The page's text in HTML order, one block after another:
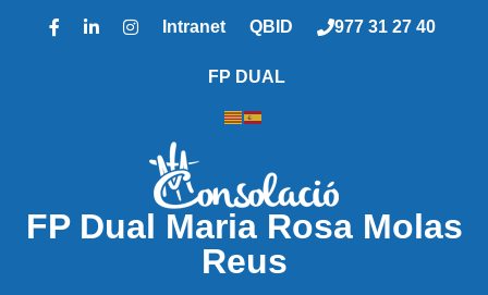
Intranet QBID 977 31 27 40
FP DUAL
FP Dual Maria Rosa Molas
Reus